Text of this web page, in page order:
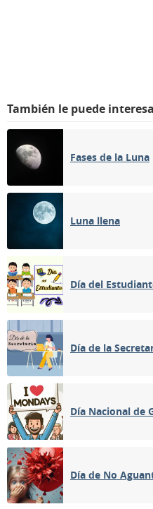
También le puede
Fases de la Luna
Luna llena
Día del
Día de la
Día Nacional de
Día de No